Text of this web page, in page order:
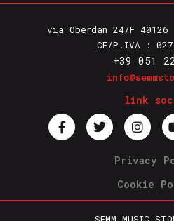
via Oberdan 24/F
CF/P.IVA :
+39 051
link
Privacy
Cookie